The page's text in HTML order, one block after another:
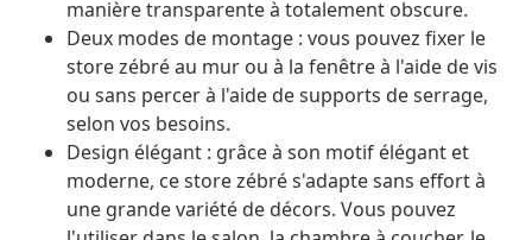
manière transparente à totalement obscure.
Deux modes de montage : vous pouvez fixer le
store zébré au mur ou à la fenêtre à l'aide de vis
ou sans percer à l'aide de supports de serrage,
selon vos besoins.
Design élégant : grâce à son motif élégant et
moderne, ce store zébré s'adapte sans effort à
une grande variété de décors. Vous pouvez